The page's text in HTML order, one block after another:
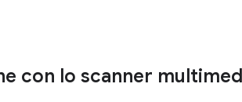
con lo scanner